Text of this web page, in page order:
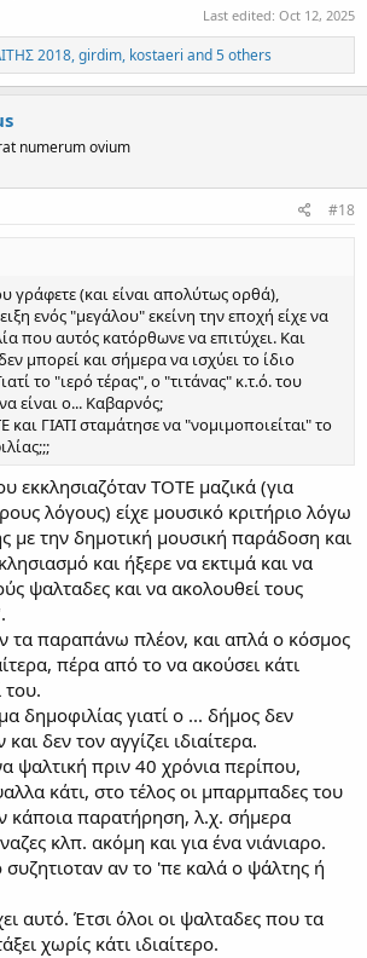
Last edited: Oct 12, 2025
2018,girdim, kostaeri and 5 others
numerum ovium
#18
γράφετε (και είναι απολύτως ορθά),
ενός "μεγάλου" εκείνη την εποχή είχε να
που αυτός κατόρθωνε να επιτύχει. Και
μπορεί και σήμερα να ισχύει το ίδιο
το "ιερό τέρας", ο "τιτάνας" κ.τ.ό. του
είναι ο... Καβαρνός;
ΓΙΑΤΙ σταμάτησε να "νομιμοποιείται" το
εκκλησιαζόταν ΤΟΤΕ μαζικά (για
λόγους) είχε μουσικό κριτήριο λόγω
με την δημοτική μουσική παράδοση και
και ήξερε να εκτιμά και να
ψαλταδες και να ακολουθεί τους
τα παραπάνω πλέον, και απλά ο κόσμος
πέρα από το να ακούσει κάτι
του.
δημοφιλίας γιατί ο ... δήμος δεν
δεν τον αγγίζει ιδιαίτερα.
ψαλτική πριν 40 χρόνια περίπου,
κάτι, στο τέλος οι μπαρμπαδες του
κάποια παρατήρηση, λ.χ. σήμερα
κλπ. ακόμη και για ένα νιάνιαρο.
αν το 'πε καλά ο ψάλτης ή
αυτό. Έτσι όλοι οι ψαλταδες που τα
χωρίς κάτι ιδιαίτερο.